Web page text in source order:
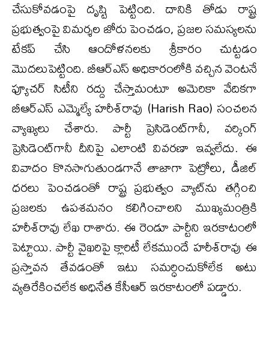
చేసుకోవడంపై దృష్టి పెట్టింది. దానికి తోడు రాష్ట్ర
ప్రభుత్వంపై విమర్శల జోరు పెంచడం, ప్రజల సమస్యలను
టేకప్ చేసి ఆందోళనలకు శ్రీకారం చుట్టడం
మొదలుపెట్టింది. బీఆర్ఎస్ అధికారంలోకి వచ్చిన వెంటనే
ఫ్యూచర్ సిటీని రద్దు చేస్తామంటూ అమెరికా వేదికగా
బీఆర్ఎస్ ఎమ్మెల్యే హరీశ్‌రావు (Harish Rao) సంచలన
వ్యాఖ్యలు చేశారు. పార్టీ ప్రెసిడెంట్‌గానీ, వర్కింగ్
ప్రెసిడెంట్‌గానీ దీనిపై ఎలాంటి వివరణా ఇవ్వలేదు. ఈ
వివాదం కొనసాగుతుండగానే తాజాగా పెట్రోలు, డీజిల్
ధరలు పెంచడంతో రాష్ట్ర ప్రభుత్వం వ్యాట్‌ను తగ్గించి
ప్రజలకు ఉపశమనం కలిగించాలని ముఖ్యమంత్రికి
హరీశ్‌రావు లేఖ రాశారు. ఈ రెండూ పార్టీని ఇరకాటంలో
పెట్టాయి. పార్టీ వైఖరిపై క్లారిటీ లేకముందే హరీశ్‌రావు ఈ
ప్రస్తావన తేవడంతో ఇటు సమర్ధించుకోలేక అటు
వ్యతిరేకించలేక అధినేత కేసీఆర్ ఇరకాటంలో పడ్డారు.